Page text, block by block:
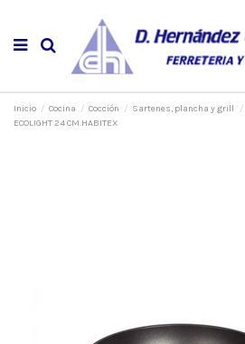
Inicio Cocina Cocción Sartenes, plancha y grill
ECOLIGHT 24 CM.HABITEX